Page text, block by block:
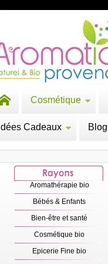
Cosmétique
Idées Cadeaux Blog
Aromathérapie bio
Bébés & Enfants
Bien-être et santé
Cosmétique bio
Epicerie Fine bio